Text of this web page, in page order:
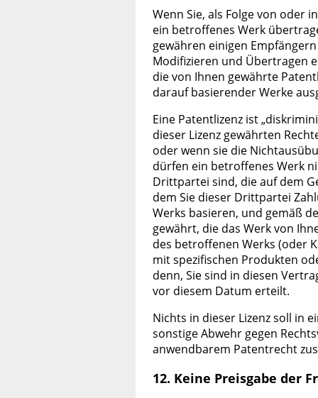
Wenn Sie, als Folge von oder
ein betroffenes Werk
gewähren einigen
Modifizieren und Übertragen
die von Ihnen gewährte
darauf basierender Werke
Eine Patentlizenz ist
dieser Lizenz gewährten
oder wenn sie die
dürfen ein betroffenes Werk
Drittpartei sind, die auf dem
dem Sie dieser Drittpartei
Werks basieren, und gemäß
gewährt, die das Werk von
des betroffenen Werks (oder
mit spezifischen Produkten
denn, Sie sind in diesen
vor diesem Datum erteilt.
Nichts in dieser Lizenz soll in
sonstige Abwehr gegen
anwendbarem Patentrecht
12. Keine Preisgabe der